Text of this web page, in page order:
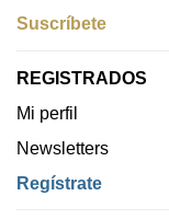
Suscríbete
REGISTRADOS
Mi perfil
Newsletters
Regístrate